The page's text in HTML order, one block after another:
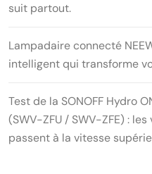
suit partout.
Lampadaire connecté
intelligent qui transforme
Test de la SONOFF Hydro
(SWV-ZFU / SWV-ZFE) :
passent à la vitesse